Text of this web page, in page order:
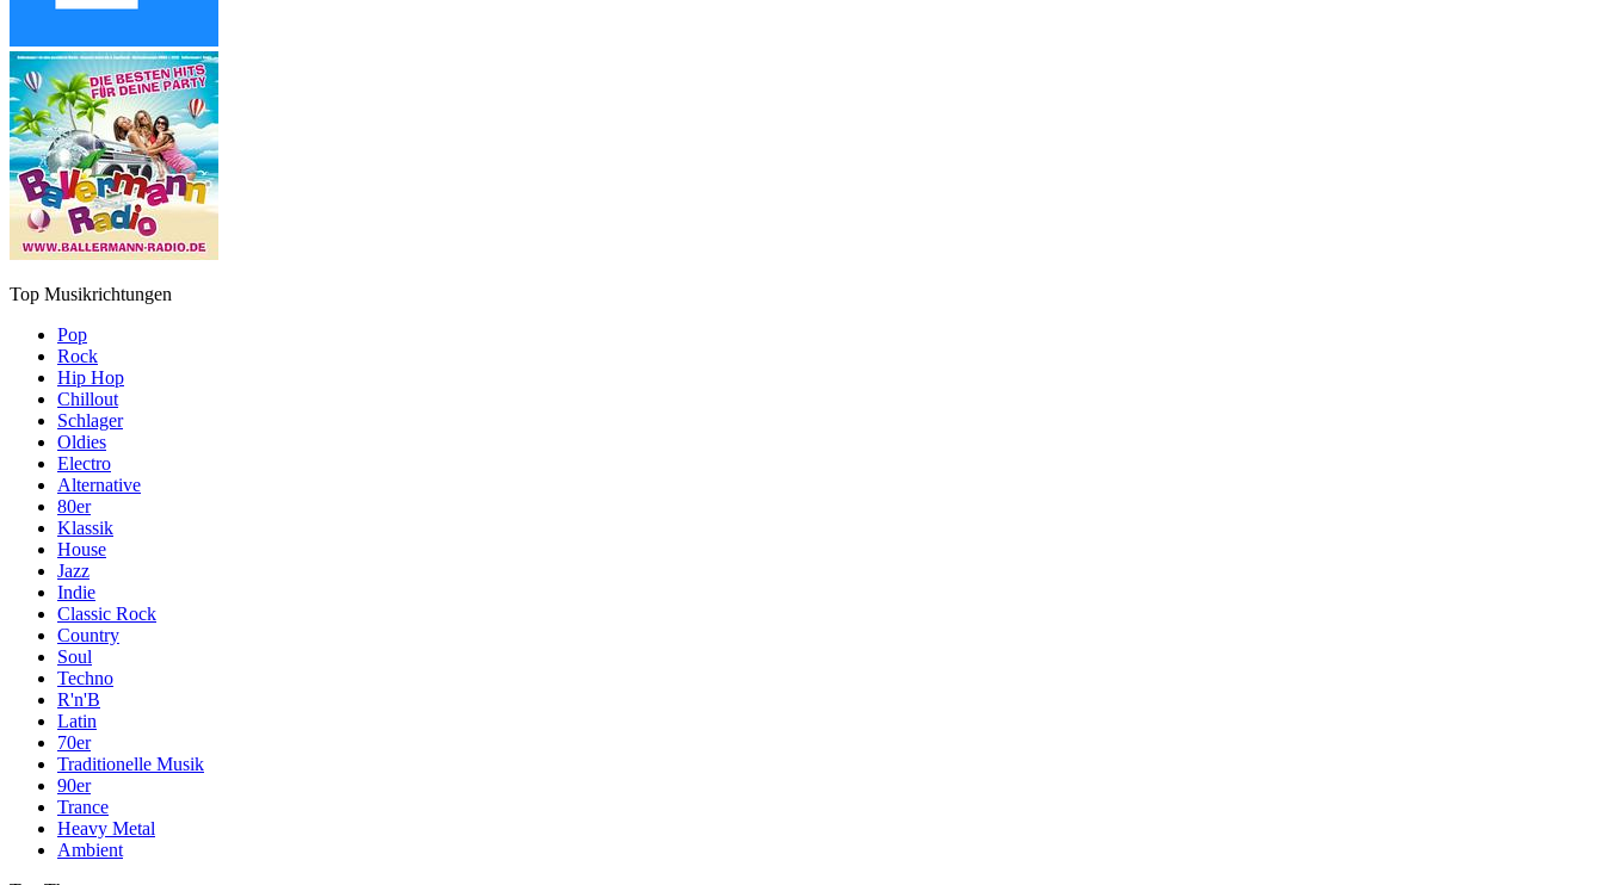
Top Musikrichtungen
Pop
Rock
Hip Hop
Chillout
Schlager
Oldies
Electro
Alternative
80er
Klassik
House
Jazz
Indie
Classic Rock
Country
Soul
Techno
R'n'B
Latin
70er
Traditionelle Musik
90er
Trance
Heavy Metal
Ambient